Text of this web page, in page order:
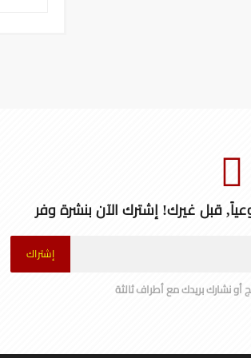
قبل غيرك! إشترك الآن بنشرة وفر
إشتراك
أو نشارك بريدك مع أطراف ثالثة